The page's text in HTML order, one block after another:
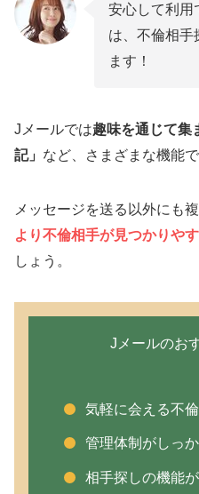
安心して利用
は、不倫相手
ます！
Jメールでは趣味を通じて集
記」 など、さまざまな機能で
メッセージを送る以外にも
より不倫相手が見つかりや
しょう。
Jメールのお
気軽に会える不
管理体制がしっ
相手探しの機能